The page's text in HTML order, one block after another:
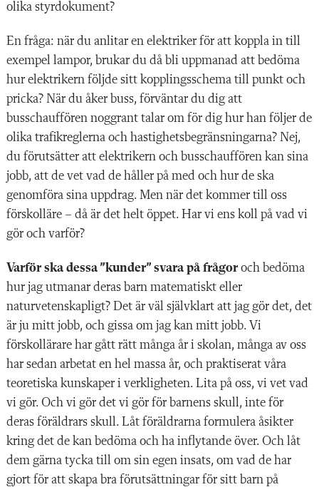
olika styrdokument?
En fråga: när du anlitar en elektriker för att koppla in till
exempel lampor, brukar du då bli uppmanad att bedöma
hur elektrikern följde sitt kopplingsschema till punkt och
pricka? När du åker buss, förväntar du dig att
busschauffören noggrant talar om för dig hur han följer de
olika trafikreglerna och hastighetsbegränsningarna? Nej,
du förutsätter att elektrikern och busschauffören kan sina
jobb, att de vet vad de håller på med och hur de ska
genomföra sina uppdrag. Men när det kommer till oss
förskolläre – då är det helt öppet. Har vi ens koll på vad vi
gör och varför?
Varför ska dessa ”kunder” svara på frågor och bedöma
hur jag utmanar deras barn matematiskt eller
naturvetenskapligt? Det är väl självklart att jag gör det, det
är ju mitt jobb, och gissa om jag kan mitt jobb. Vi
förskollärare har gått rätt många år i skolan, många av oss
har sedan arbetat en hel massa år, och praktiserat våra
teoretiska kunskaper i verkligheten. Lita på oss, vi vet vad
vi gör. Och vi gör det vi gör för barnens skull, inte för
deras föräldrars skull. Låt föräldrarna formulera åsikter
kring det de kan bedöma och ha inflytande över. Och låt
dem gärna tycka till om sin egen insats, om vad de har
gjort för att skapa bra förutsättningar för sitt barn på